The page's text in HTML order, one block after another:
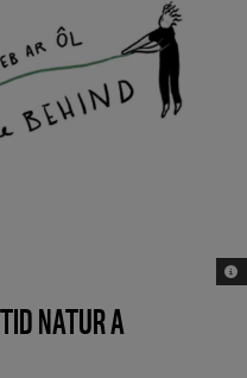
©
NATUR A